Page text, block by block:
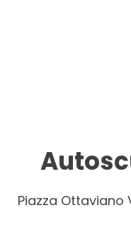
Piazza Ottaviano